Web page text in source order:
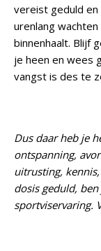
vereist geduld
urenlang
binnenhaalt. Blijf
je heen en wees
vangst is des te
Dus daar heb je
ontspanning,
uitrusting,
dosis geduld,
sportviservaring.